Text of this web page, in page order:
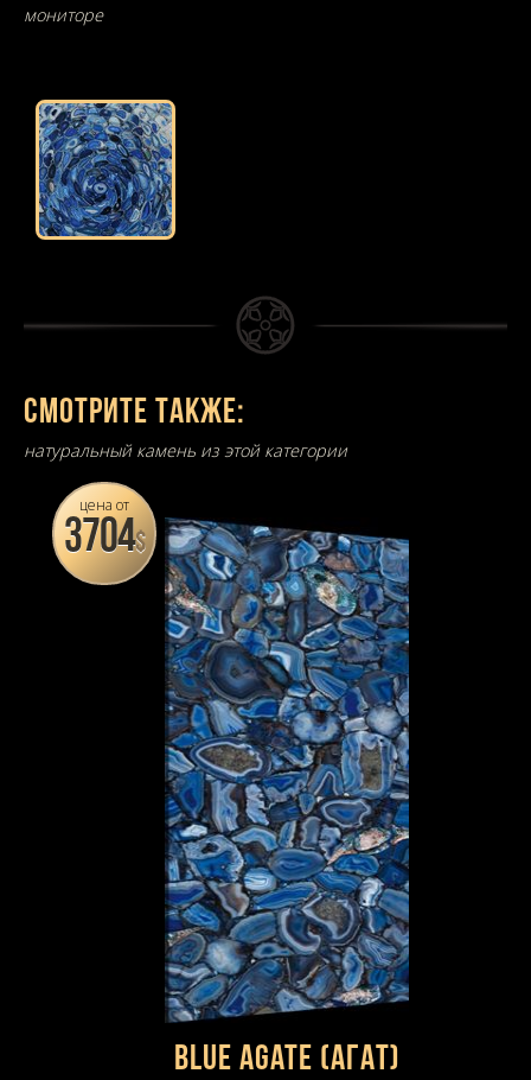
мониторе
Смотрите также:
натуральный камень из этой категории
цена от
3704$
Blue Agate (Агат)